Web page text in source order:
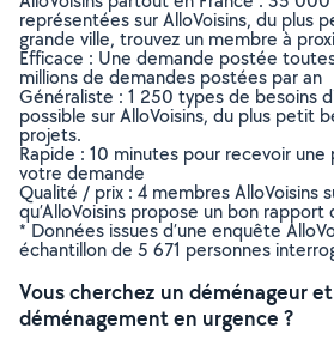
représentées sur AlloVoisins, du plus
grande ville, trouvez un membre à
Efficace : Une demande postée
millions de demandes postées par an
Généraliste : 1 250 types de besoins
possible sur AlloVoisins, du plus petit
projets.
Rapide : 10 minutes pour recevoir
votre demande
Qualité / prix : 4 membres AlloVoisins
qu’AlloVoisins propose un bon
* Données issues d’une enquête
échantillon de 5 671 personnes
Vous cherchez un déménageur
déménagement en urgence ?